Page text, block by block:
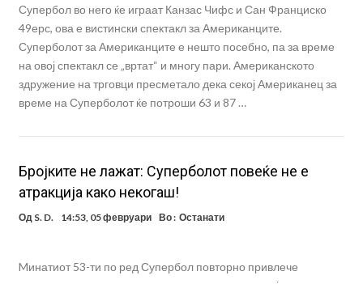
Супербол во него ќе играат Канзас Чифс и Сан Франциско
49ерс, ова е вистински спектакл за Американците.
Суперболот за Американците е нешто посебно, па за време
на овој спектакл се „вртат“ и многу пари. Американското
здружение на трговци пресметало дека секој Американец за
време на Суперболот ќе потроши 63 и 87 …
Бројките не лажат: Суперболот повеќе не е
атракција како некогаш!
Од S. D. 14:53, 05 февруари Во : Останати
Mинатиот 53-ти по ред Супербол повторно привлече